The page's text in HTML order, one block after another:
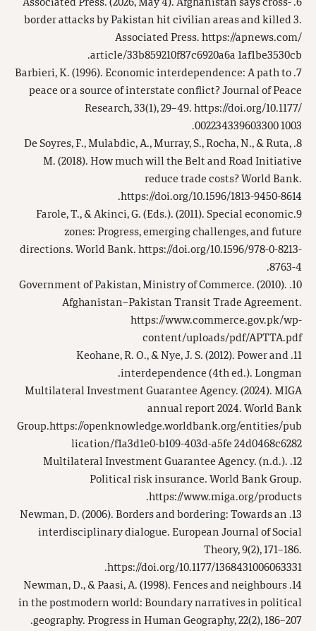
border attacks by Pakistan hit civilian areas and killed 3.
Associated Press. https://apnews.com/
article/33b859210f87c6920a6a 1af1be3530cb.
7. Barbieri, K. (1996). Economic interdependence: A path to
peace or a source of interstate conflict? Journal of Peace
Research, 33(1), 29–49.https://doi.org/10.1177/
002234339603300 1003.
8. De Soyres, F., Mulabdic, A., Murray, S., Rocha, N., & Ruta,
M. (2018). How much will the Belt and Road Initiative
reduce trade costs? World Bank.
https://doi.org/10.1596/1813-9450-8614.
9.Farole, T., & Akinci, G. (Eds.). (2011). Special economic
zones: Progress, emerging challenges, and future
directions. World Bank. https://doi.org/10.1596/978-0-8213-
8763-4.
10. Government of Pakistan, Ministry of Commerce. (2010).
Afghanistan–Pakistan Transit Trade Agreement.
https://www.commerce.gov.pk/wp-
content/uploads/pdf/APTTA.pdf
11. Keohane, R. O., & Nye, J. S. (2012). Power and
interdependence (4th ed.). Longman.
Multilateral Investment Guarantee Agency. (2024). MIGA
annual report 2024. World Bank
Group.https://openknowledge.worldbank.org/entities/pub
lication/f1a3d1e0-b109-403d-a5fe 24d0468c6282
12. Multilateral Investment Guarantee Agency. (n.d.).
Political risk insurance. World Bank Group.
https://www.miga.org/products.
13. Newman, D. (2006). Borders and bordering: Towards an
interdisciplinary dialogue. European Journal of Social
Theory, 9(2), 171–186.
https://doi.org/10.1177/1368431006063331.
14. Newman, D., & Paasi, A. (1998). Fences and neighbours
in the postmodern world: Boundary narratives in political
geography. Progress in Human Geography, 22(2), 186–207.